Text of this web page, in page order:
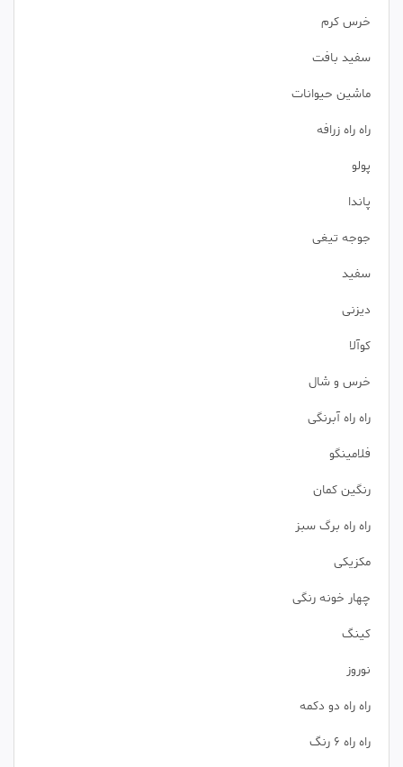
خرس کرم
سفید بافت
ماشین حیوانات
راه راه زرافه
پولو
پاندا
جوجه تیغی
سفید
دیزنی
کوآلا
خرس و شال
راه راه آبرنگی
فلامینگو
رنگین کمان
راه راه برگ سبز
مکزیکی
چهار خونه رنگی
کینگ
نوروز
راه راه دو دکمه
راه راه 6 رنگ